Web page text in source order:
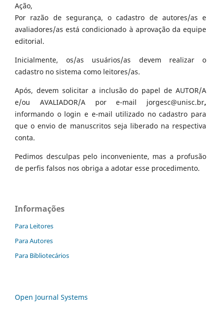
Ação,
Por razão de segurança, o cadastro de autores/as e
avaliadores/as está condicionado à aprovação da equipe
editorial.
Inicialmente, os/as usuários/as devem realizar o
cadastro no sistema como leitores/as.
Após, devem solicitar a inclusão do papel de AUTOR/A
e/ou AVALIADOR/A por e-mail jorgesc@unisc.br,
informando o login e e-mail utilizado no cadastro para
que o envio de manuscritos seja liberado na respectiva
conta.
Pedimos desculpas pelo inconveniente, mas a profusão
de perfis falsos nos obriga a adotar esse procedimento.
Informações
Para Leitores
Para Autores
Para Bibliotecários
Open Journal Systems